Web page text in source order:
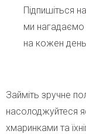
Підпишіться на
ми нагадаємо
на кожен день.
Займіть зручне
насолоджуйтеся
хмаринками та